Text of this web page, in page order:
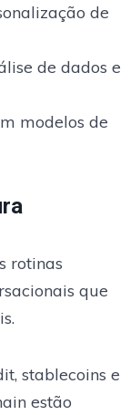
de
de dados e
modelos de
rotinas
que
stablecoins e
estão